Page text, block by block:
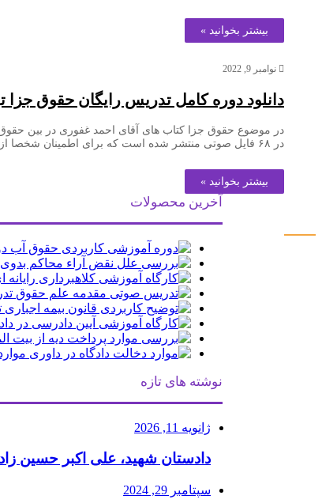
بیشتر بخوانید »
نوامبر 9, 2022
دانلود دوره کامل تدریس رایگان حقوق
در موضوع حقوق جزا کتاب های آقای احمد غفوری در بین
در ۶۸ فایل صوتی منتشر شده است که برای اطمینان شخصا از خود ایشان کسب اجازه جهت انتشار در سایت حقوق دان ها شده است.طول این دوره آموزشی حدوداً ۵۰ ساعت و 40 دقیقه…
بیشتر بخوانید »
آخرین محصولات
نوشته های تازه
ژانویه 11, 2026
دادستان شهید، علی اکبر حسین
سپتامبر 29, 2024